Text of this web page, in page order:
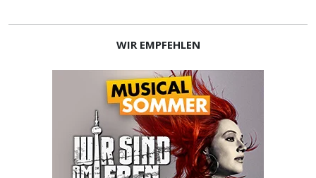
WIR EMPFEHLEN